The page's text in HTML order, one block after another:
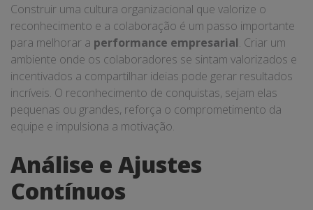
Construir uma cultura organizacional que valorize o
reconhecimento e a colaboração é um passo importante
para melhorar a performance empresarial. Criar um
ambiente onde os colaboradores se sintam valorizados e
incentivados a compartilhar ideias pode gerar resultados
incríveis. O reconhecimento de conquistas, sejam elas
pequenas ou grandes, reforça o comprometimento da
equipe e impulsiona a motivação.
Análise e Ajustes
Contínuos